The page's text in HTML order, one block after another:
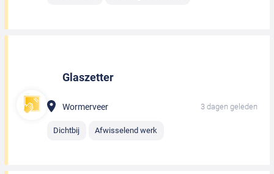
Glaszetter
Wormerveer 3 dagen geleden
Dichtbij Afwisselend werk